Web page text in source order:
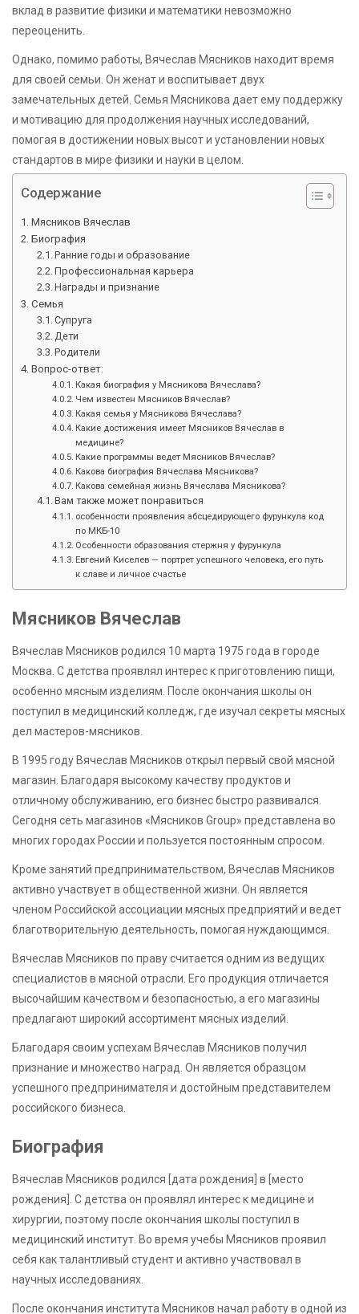
вклад в развитие физики и математики невозможно
переоценить.
Однако, помимо работы, Вячеслав Мясников находит время
для своей семьи. Он женат и воспитывает двух
замечательных детей. Семья Мясникова дает ему поддержку
и мотивацию для продолжения научных исследований,
помогая в достижении новых высот и установлении новых
стандартов в мире физики и науки в целом.
Содержание
Мясников Вячеслав
Биография
Ранние годы и образование
Профессиональная карьера
Награды и признание
Семья
Супруга
Дети
Родители
Вопрос-ответ:
Какая биография у Мясникова Вячеслава?
Чем известен Мясников Вячеслав?
Какая семья у Мясникова Вячеслава?
Какие достижения имеет Мясников Вячеслав в
медицине?
Какие программы ведет Мясников Вячеслав?
Какова биография Вячеслава Мясникова?
Какова семейная жизнь Вячеслава Мясникова?
Вам также может понравиться
особенности проявления абсцедирующего фурункула код
по МКБ-10
Особенности образования стержня у фурункула
Евгений Киселев — портрет успешного человека, его путь
к славе и личное счастье
Мясников Вячеслав
Вячеслав Мясников родился 10 марта 1975 года в городе
Москва. С детства проявлял интерес к приготовлению пищи,
особенно мясным изделиям. После окончания школы он
поступил в медицинский колледж, где изучал секреты мясных
дел мастеров-мясников.
В 1995 году Вячеслав Мясников открыл первый свой мясной
магазин. Благодаря высокому качеству продуктов и
отличному обслуживанию, его бизнес быстро развивался.
Сегодня сеть магазинов «Мясников Group» представлена во
многих городах России и пользуется постоянным спросом.
Кроме занятий предпринимательством, Вячеслав Мясников
активно участвует в общественной жизни. Он является
членом Российской ассоциации мясных предприятий и ведет
благотворительную деятельность, помогая нуждающимся.
Вячеслав Мясников по праву считается одним из ведущих
специалистов в мясной отрасли. Его продукция отличается
высочайшим качеством и безопасностью, а его магазины
предлагают широкий ассортимент мясных изделий.
Благодаря своим успехам Вячеслав Мясников получил
признание и множество наград. Он является образцом
успешного предпринимателя и достойным представителем
российского бизнеса.
Биография
Вячеслав Мясников родился [дата рождения] в [место
рождения]. С детства он проявлял интерес к медицине и
хирургии, поэтому после окончания школы поступил в
медицинский институт. Во время учебы Мясников проявил
себя как талантливый студент и активно участвовал в
научных исследованиях.
После окончания института Мясников начал работу в одной из